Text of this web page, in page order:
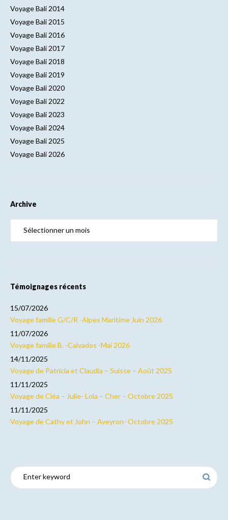
Voyage Bali 2014
Voyage Bali 2015
Voyage Bali 2016
Voyage Bali 2017
Voyage Bali 2018
Voyage Bali 2019
Voyage Bali 2020
Voyage Bali 2022
Voyage Bali 2023
Voyage Bali 2024
Voyage Bali 2025
Voyage Bali 2026
Archive
Témoignages récents
Voyage famille G/C/R -Alpes Maritime Juin 2026
15/07/2026
Voyage famille B. -Calvados -Mai 2026
11/07/2026
Voyage de Patricia et Claudia – Suisse – Août 2025
14/11/2025
Voyage de Cléa – Julie- Lola – Cher – Octobre 2025
11/11/2025
Voyage de Cathy et John – Aveyron- Octobre 2025
11/11/2025